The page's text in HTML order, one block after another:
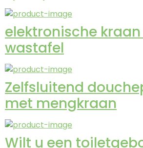
elektronische
wastafel
Zelfsluitend
met mengkraan
Wilt u een